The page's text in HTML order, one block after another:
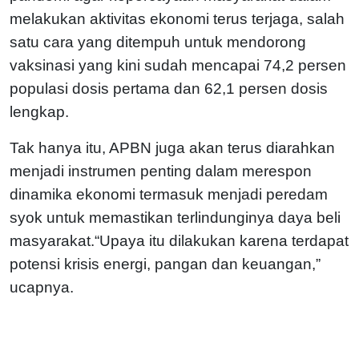
melakukan aktivitas ekonomi terus terjaga, salah
satu cara yang ditempuh untuk mendorong
vaksinasi yang kini sudah mencapai 74,2 persen
populasi dosis pertama dan 62,1 persen dosis
lengkap.
Tak hanya itu, APBN juga akan terus diarahkan
menjadi instrumen penting dalam merespon
dinamika ekonomi termasuk menjadi peredam
syok untuk memastikan terlindunginya daya beli
masyarakat.“Upaya itu dilakukan karena terdapat
potensi krisis energi, pangan dan keuangan,”
ucapnya.